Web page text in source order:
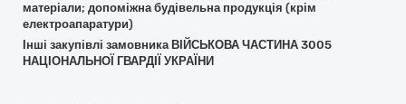
матеріали; допоміжна будівельна продукція (крім
електроапаратури)
Інші закупівлі замовника ВІЙСЬКОВА ЧАСТИНА 3005
НАЦІОНАЛЬНОЇ ГВАРДІЇ УКРАЇНИ